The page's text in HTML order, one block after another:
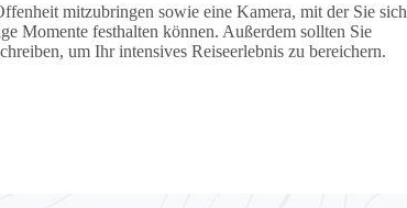
mitzubringen sowie eine Kamera, mit der Sie sich
Momente festhalten können. Außerdem sollten Sie
um Ihr intensives Reiseerlebnis zu bereichern.